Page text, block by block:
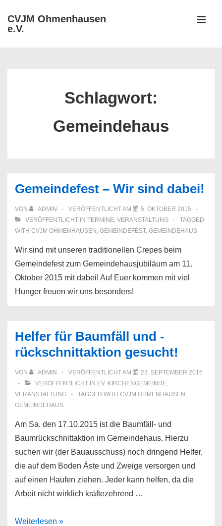
Zum
Inhalt
CVJM Ohmenhausen
e.V.
Schlagwort:
Gemeindehaus
Gemeindefest – Wir sind dabei!
VON ADMIN VERÖFFENTLICHT AM
5. OKTOBER 2015
VERÖFFENTLICHT IN TERMINE, VERANSTALTUNG
TAGGED
WITH CVJM OHMENHAUSEN , GEMEINDEFEST, GEMEINDEHAUS
Wir sind mit unseren traditionellen Crepes beim
Gemeindefest zum Gemeindehausjubiläum am 11.
Oktober 2015 mit dabei! Auf Euer kommen mit viel
Hunger freuen wir uns besonders!
Helfer für Baumfäll und -
rückschnittaktion gesucht!
VON ADMIN VERÖFFENTLICHT AM
23. SEPTEMBER 2015
VERÖFFENTLICHT IN EV. KIRCHENGEMEINDE,
VERANSTALTUNG
TAGGED WITH CVJM OHMENHAUSEN ,
GEMEINDEHAUS
Am Sa. den 17.10.2015 ist die Baumfäll- und
Baumrückschnittaktion im Gemeindehaus. Hierzu
suchen wir (der Bauausschuss) noch dringend Helfer,
die auf dem Boden Äste und Zweige versorgen und
auf einen Haufen ziehen. Jeder kann helfen, da die
Arbeit nicht wirklich kräftezehrend …
Helfer
Weiterlesen »